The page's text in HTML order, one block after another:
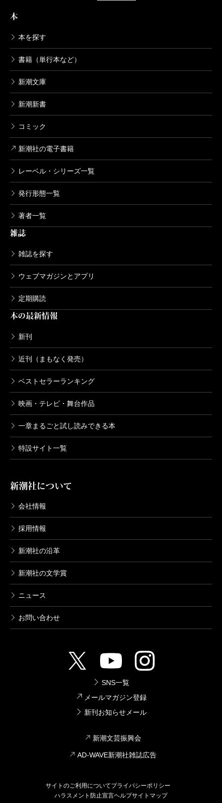
2010/08/30
仁木英之／著
僕僕先生
649円
本
本を探す
書籍（単行本など）
新潮文庫
新潮新書
コミック
新潮社の電子書籍
レーベル・シリーズ一覧
発行形態一覧
著者一覧
雑誌
雑誌を探す
ウェブマガジンとアプリ
定期購読
本の最新情報
新刊
近刊（まもなく発売）
ベストセラーランキング
映画・テレビ・舞台作品
一章まるごと試し読みできる本
特設サイト一覧
新潮社について
会社情報
採用情報
新潮社の沿革
新潮社の文学賞
ニュース
お問い合わせ
SNS一覧
メールマガジン登録
新刊お知らせメール
新潮文芸振興会
AD-WAVE新潮社雑誌広告
サイトのご利用についてプライバシーポリシー
ハラスメント防止宣言ヘルプサイトマップ